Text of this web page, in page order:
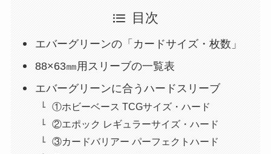
目次
エバーグリーンの「カードサイズ・枚数」
88×63㎜用スリーブの一覧表
エバーグリーンに合うハードスリーブ
①ホビーベース TCGサイズ・ハード
②エポック レギュラーサイズ・ハード
③カードバリアー パーフェクトハード